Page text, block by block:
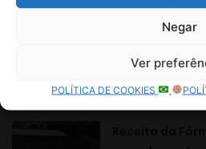
Negar
Ver
POLÍTICA DE COOKIES